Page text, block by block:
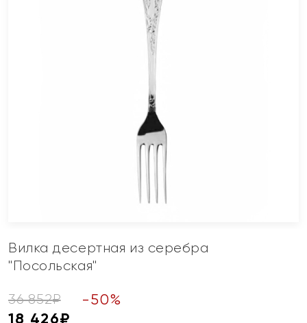
Вилка десертная из серебра
"Посольская"
36 852₽ -50%
18 426₽